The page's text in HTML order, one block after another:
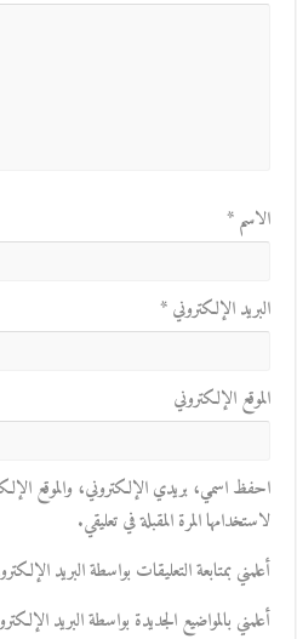
الاسم*
البريد الإلكتروني*
الموقع الإلكتروني
احفظ اسمي، بريدي الإلكتروني، والموقع
لاستخدامها المرة المقبلة في تعليقي.
أعلمني بمتابعة التعليقات بواسطة البريد
أعلمني بالمواضيع الجديدة بواسطة البريد